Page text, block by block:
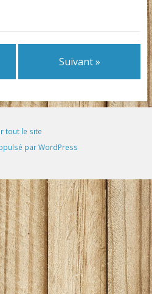
Suivant »
tout le site
par WordPress